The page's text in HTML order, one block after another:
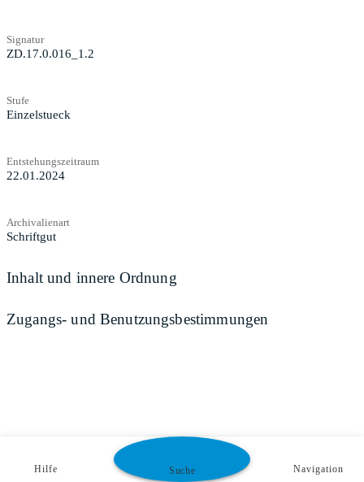
Signatur
ZD.17.0.016_1.2
Stufe
Einzelstueck
Entstehungszeitraum
22.01.2024
Archivalienart
Schriftgut
Inhalt und innere Ordnung
Zugangs- und Benutzungsbestimmungen
Hilfe Suche Navigation